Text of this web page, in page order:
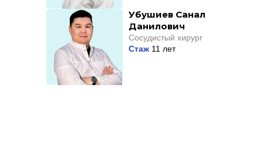
Убушиев Санал
Данилович
Стаж 11 лет
Сосудистый хирург